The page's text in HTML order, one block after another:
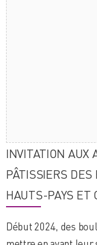
INVITATION AUX
PÂTISSIERS
HAUTS-PAYS ET
Début 2024, des